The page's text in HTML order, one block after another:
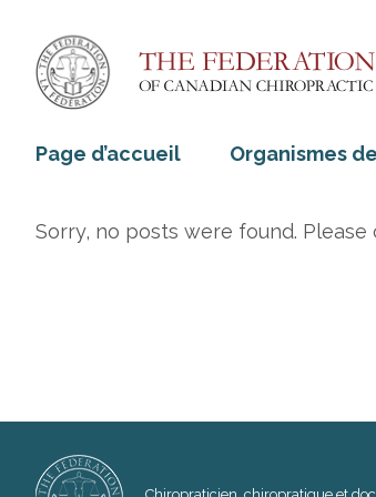
Page d’accueil Organismes
Sorry, no posts were found. Please